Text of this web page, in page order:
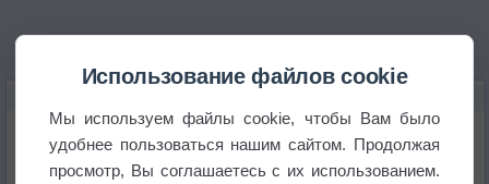
Погода в Екатеринбурге 6 августа
Использование файлов cookie
Мы используем файлы cookie, чтобы Вам было
удобнее пользоваться нашим сайтом. Продолжая
просмотр, Вы соглашаетесь с их использованием.